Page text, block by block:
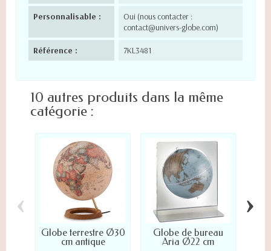
Personnalisable :
Oui (nous contacter :
contact@univers-globe.com)
Référence : 7KL3481
10 autres produits dans la même
catégorie :
Globe terrestre Ø30
cm antique
Globe de bureau
Aria Ø22 cm
‹ ›